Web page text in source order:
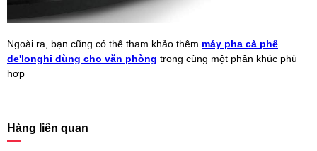
Ngoài ra, bạn cũng có thể tham khảo thêm máy pha cà phê
de'longhi dùng cho văn phòng trong cùng một phân khúc phù
hợp
Hàng liên quan